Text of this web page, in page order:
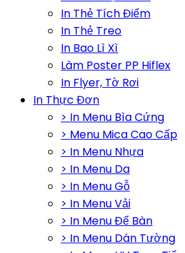
In Thẻ Tích Điểm
In Thẻ Treo
In Bao Lì Xì
Làm Poster PP Hiflex
In Flyer, Tờ Rơi
In Thực Đơn
> In Menu Bìa Cứng
> Menu Mica Cao Cấp
> In Menu Nhựa
> In Menu Da
> In Menu Gỗ
> In Menu Vải
> In Menu Để Bàn
> In Menu Dán Tường